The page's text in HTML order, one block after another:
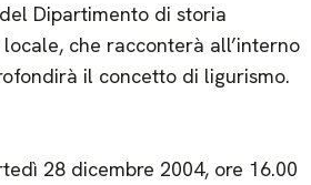
Dipartimento di storia
che racconterà all’interno
il concetto di ligurismo.
28 dicembre 2004, ore 16.00